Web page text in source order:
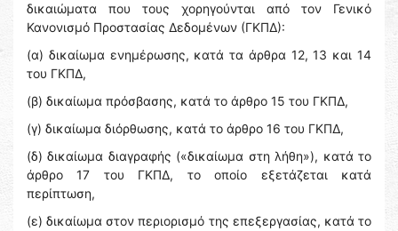
δικαιώματα που τους χορηγούνται από τον Γενικό
Κανονισμό Προστασίας Δεδομένων (ΓΚΠΔ):
(α) δικαίωμα ενημέρωσης, κατά τα άρθρα 12, 13 και 14
του ΓΚΠΔ,
(β) δικαίωμα πρόσβασης, κατά το άρθρο 15 του ΓΚΠΔ,
(γ) δικαίωμα διόρθωσης, κατά το άρθρο 16 του ΓΚΠΔ,
(δ) δικαίωμα διαγραφής («δικαίωμα στη λήθη»), κατά το
άρθρο 17 του ΓΚΠΔ, το οποίο εξετάζεται κατά
περίπτωση,
(ε) δικαίωμα στον περιορισμό της επεξεργασίας, κατά το